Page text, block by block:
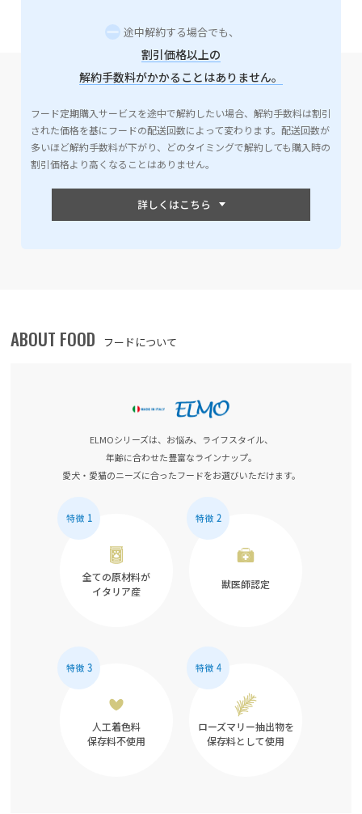
途中解約する場合でも、
割引価格以上の
解約手数料がかかることはありません。
フード定期購入サービスを途中で解約したい場合、解約手数料は割引
された価格を基にフードの配送回数によって変わります。配送回数が
多いほど解約手数料が下がり、どのタイミングで解約しても購入時の
割引価格より高くなることはありません。
ABOUT FOOD フードについて
ELMOシリーズは、お悩み、ライフスタイル、
年齢に合わせた豊富なラインナップ。
愛犬・愛猫のニーズに合ったフードをお選びいただけます。
全ての原材料が
イタリア産
獣医師認定
人工着色料
保存料不使用
ローズマリー抽出物を
保存料として使用